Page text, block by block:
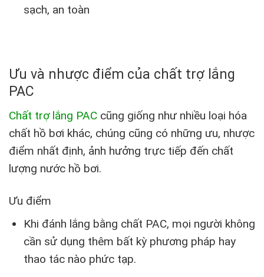
sạch, an toàn
Ưu và nhược điểm của chất trợ lắng
PAC
Chất trợ lắng PAC cũng giống như nhiều loại hóa
chất hồ bơi khác, chúng cũng có những ưu, nhược
điểm nhất định, ảnh hưởng trực tiếp đến chất
lượng nước hồ bơi.
Ưu điểm
Khi đánh lắng bằng chất PAC, mọi người không
cần sử dụng thêm bất kỳ phương pháp hay
thao tác nào phức tạp.